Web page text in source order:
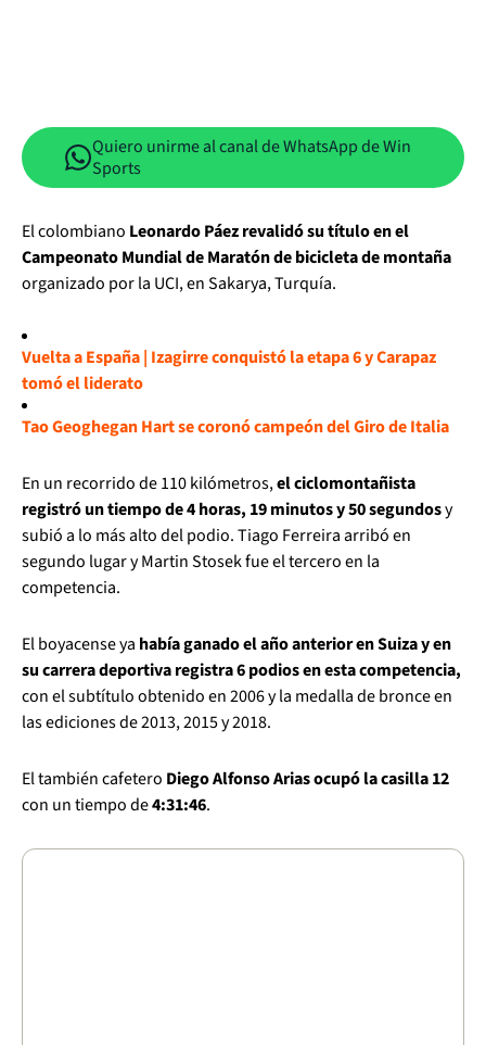
Quiero unirme al canal de WhatsApp de Win
Sports
El colombiano Leonardo Páez revalidó su título en el
Campeonato Mundial de Maratón de bicicleta de montaña
organizado por la UCI, en Sakarya, Turquía.
Vuelta a España | Izagirre conquistó la etapa 6 y Carapaz
tomó el liderato
Tao Geoghegan Hart se coronó campeón del Giro de Italia
En un recorrido de 110 kilómetros,el ciclomontañista
registró un tiempo de 4 horas, 19 minutos y 50 segundosy
subió a lo más alto del podio. Tiago Ferreira arribó en
segundo lugar y Martin Stosek fue el tercero en la
competencia.
El boyacense ya había ganado el año anterior en Suiza y en
su carrera deportiva registra 6 podios en esta competencia,
con el subtítulo obtenido en 2006 y la medalla de bronce en
las ediciones de 2013, 2015 y 2018.
El también cafetero Diego Alfonso Arias ocupó la casilla 12
con un tiempo de4:31:46.